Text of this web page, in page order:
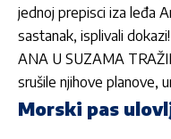
jednoj prepisci iza leđa
sastanak, isplivali dokazi!
ANA U SUZAMA
srušile njihove planove,
Morski pas